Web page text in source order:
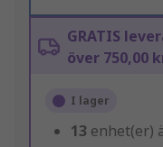
GRATIS
över 750,00
I lager
13 enhet(er)